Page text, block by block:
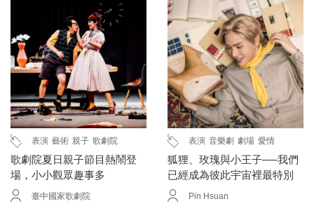
表演 藝術 親子 歌劇院
歌劇院夏日親子節目熱鬧登
場，小小觀眾趣事多
臺中國家歌劇院
表演 音樂劇 劇場 愛情
狐狸、玫瑰與小王子──我們
已經成為彼此宇宙裡最特別
的存在Pin Hsuan